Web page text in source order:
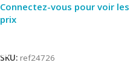
Connectez-vous pour voir les
prix
SKU: ref24726